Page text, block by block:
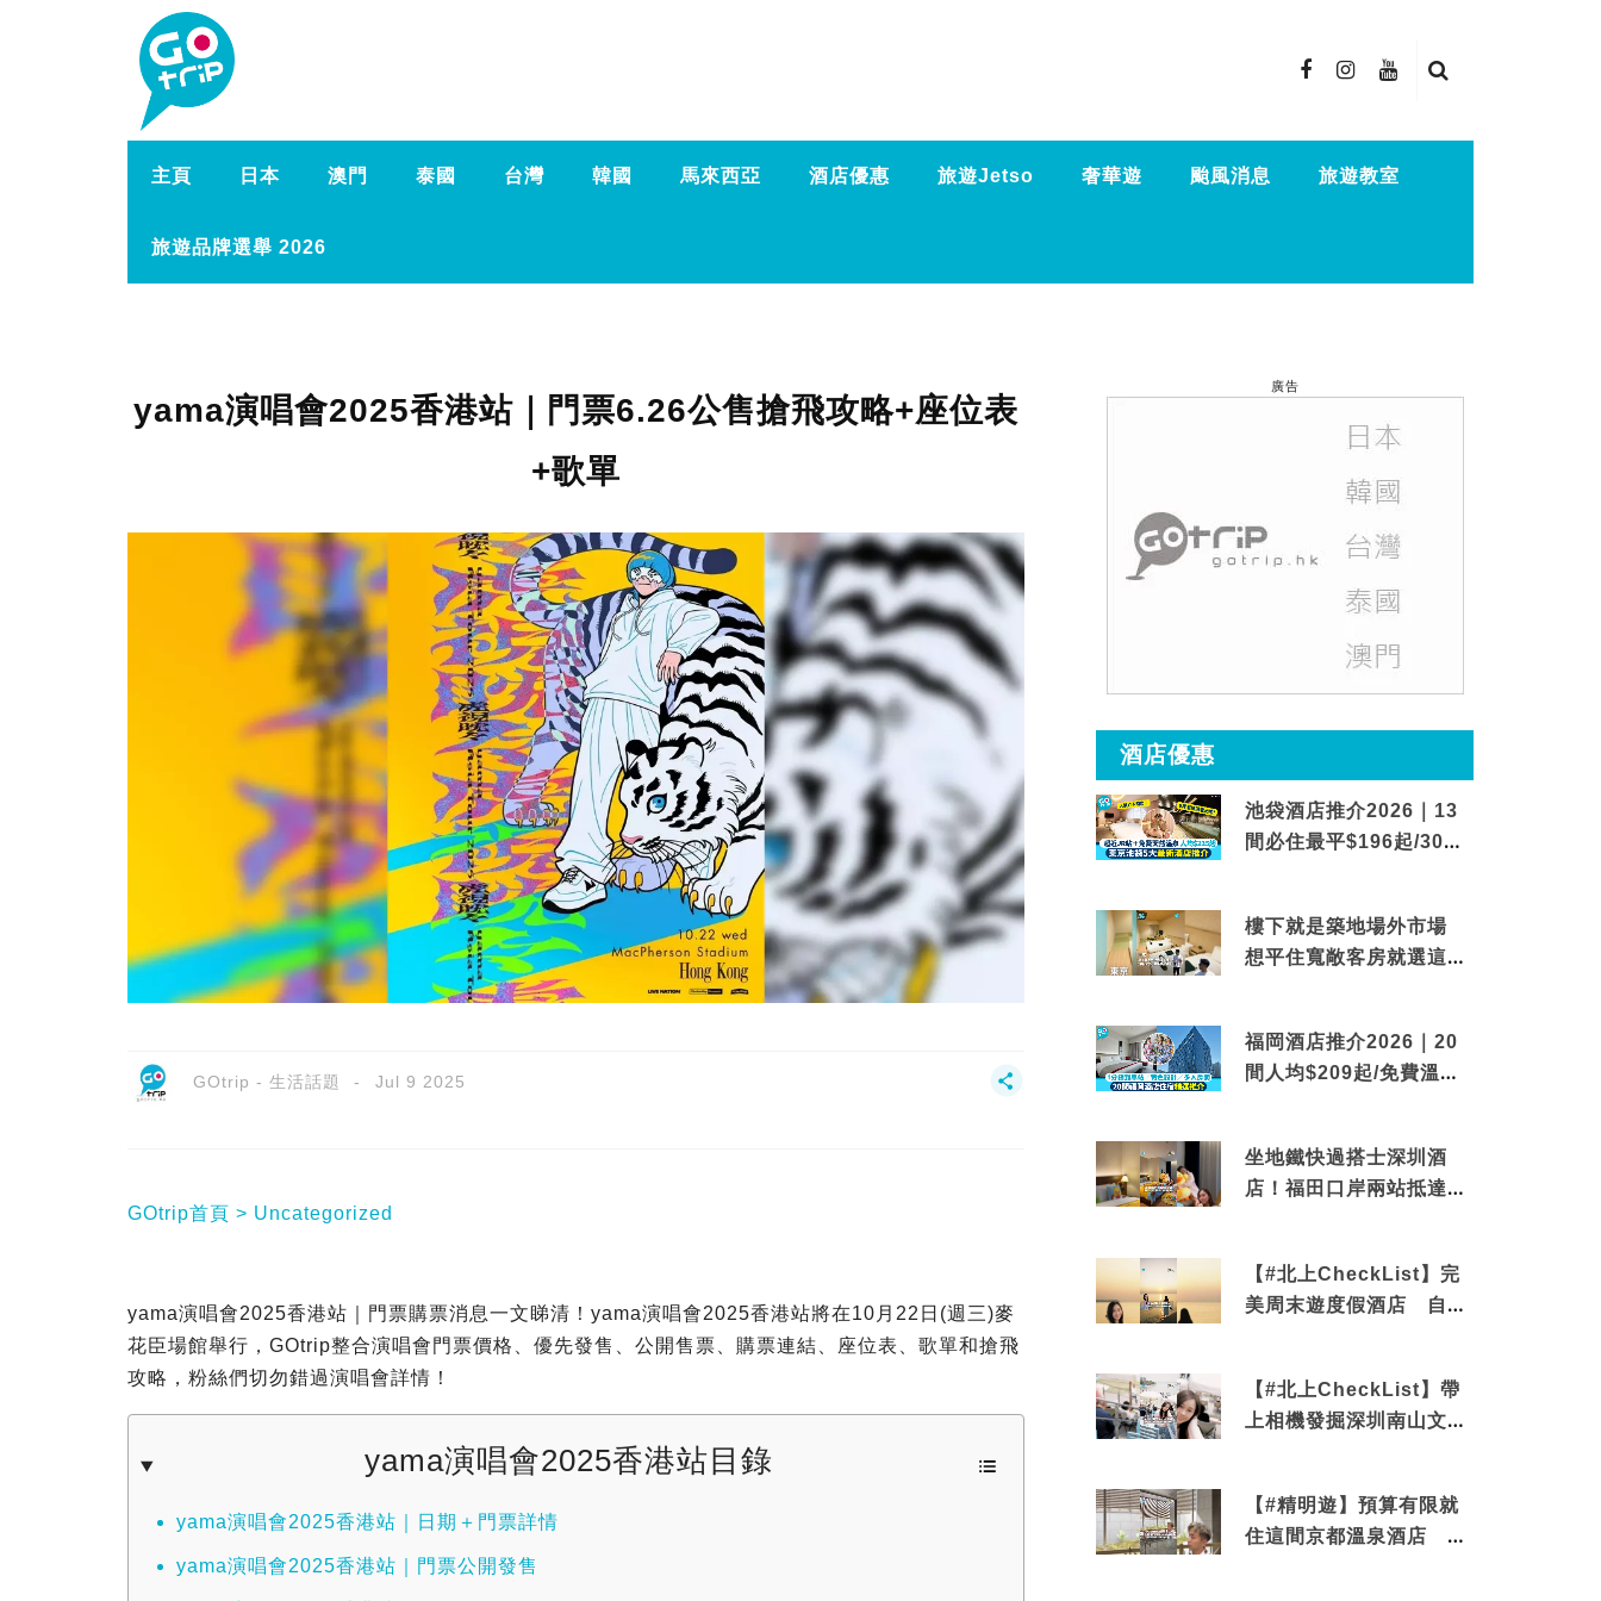
主頁 日本 澳門 泰國 台灣 韓國 馬來西亞 酒店優惠 旅遊Jetso 奢華遊 颱風消息 旅遊教室
旅遊品牌選舉 2026
yama演唱會2025香港站｜門票6.26公售搶飛攻略+座位表
+歌單
GOtrip - 生活話題 Jul 9 2025
GOtrip首頁 Uncategorized
yama演唱會2025香港站｜門票購票消息一文睇清！yama演唱會2025香港站將在10月22日(週三)麥
花臣場館舉行，GOtrip整合演唱會門票價格、優先發售、公開售票、購票連結、座位表、歌單和搶飛
攻略，粉絲們切勿錯過演唱會詳情！
yama演唱會2025香港站目錄
yama演唱會2025香港站｜日期＋門票詳情
yama演唱會2025香港站｜門票公開發售
廣告
酒店優惠
池袋酒店推介2026｜13
間必住最平$196起/30秒
樓下就是築地場外市場
想平住寬敞客房就選這間
福岡酒店推介2026｜20
間人均$209起/免費溫泉/
坐地鐵快過搭士深圳酒
店！福田口岸兩站抵達
【#北上CheckList】完
美周末遊度假酒店 自帶
【#北上CheckList】帶
上相機發掘深圳南山文藝
【#精明遊】預算有限就
住這間京都溫泉酒店 車